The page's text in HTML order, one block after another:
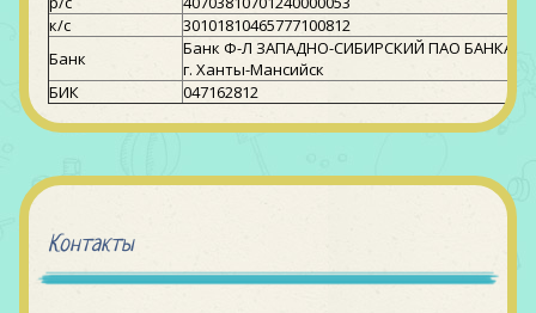
к/с
30101810465777100812
Банк
Банк Ф-Л ЗАПАДНО-СИБИРСКИЙ ПАО БАНКА
г. Ханты-Мансийск
БИК
047162812
Контакты